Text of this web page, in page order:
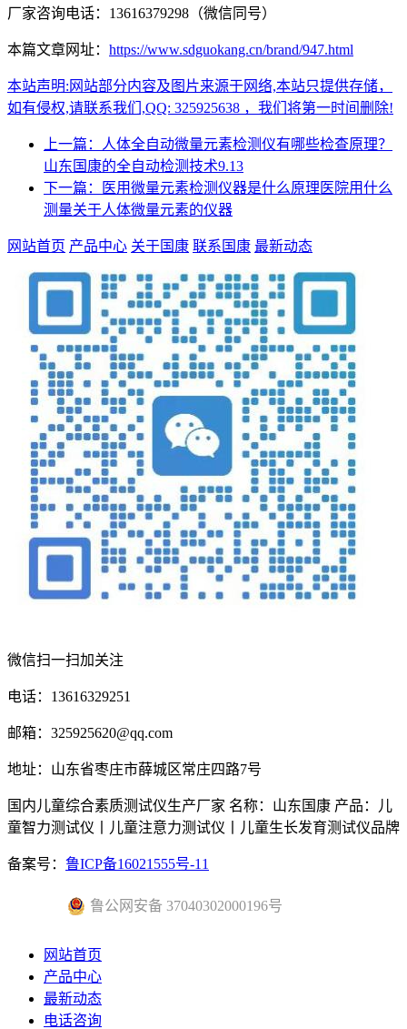
厂家咨询电话：13616379298（微信同号）
本篇文章网址： https://www.sdguokang.cn/brand/947.html
本站声明:网站部分内容及图片来源于网络,本站只提供存储，
如有侵权,请联系我们,QQ: 325925638 ，我们将第一时间删除!
上一篇：人体全自动微量元素检测仪有哪些检查原理？
山东国康的全自动检测技术9.13
下一篇：医用微量元素检测仪器是什么原理医院用什么
测量关于人体微量元素的仪器
网站首页 产品中心 关于国康 联系国康 最新动态
微信扫一扫加关注
电话：13616329251
邮箱：325925620@qq.com
地址：山东省枣庄市薛城区常庄四路7号
国内儿童综合素质测试仪生产厂家 名称：山东国康 产品：儿
童智力测试仪丨儿童注意力测试仪丨儿童生长发育测试仪品牌
备案号： 鲁ICP备16021555号-11
鲁公网安备 37040302000196号
网站首页
产品中心
最新动态
电话咨询